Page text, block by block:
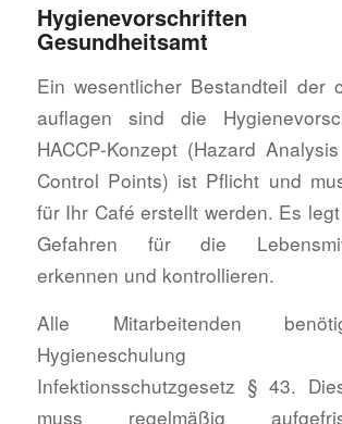
Gesundheitsamt
Ein wesentlicher Bestandteil der
auflagen sind die
HACCP-Konzept (Hazard
Control Points) ist Pflicht und
für Ihr Café erstellt werden. Es
Gefahren für die
erkennen und kontrollieren.
Alle Mitarbeitenden
Hygieneschulung
Infektionsschutzgesetz § 43.
muss regelmäßig